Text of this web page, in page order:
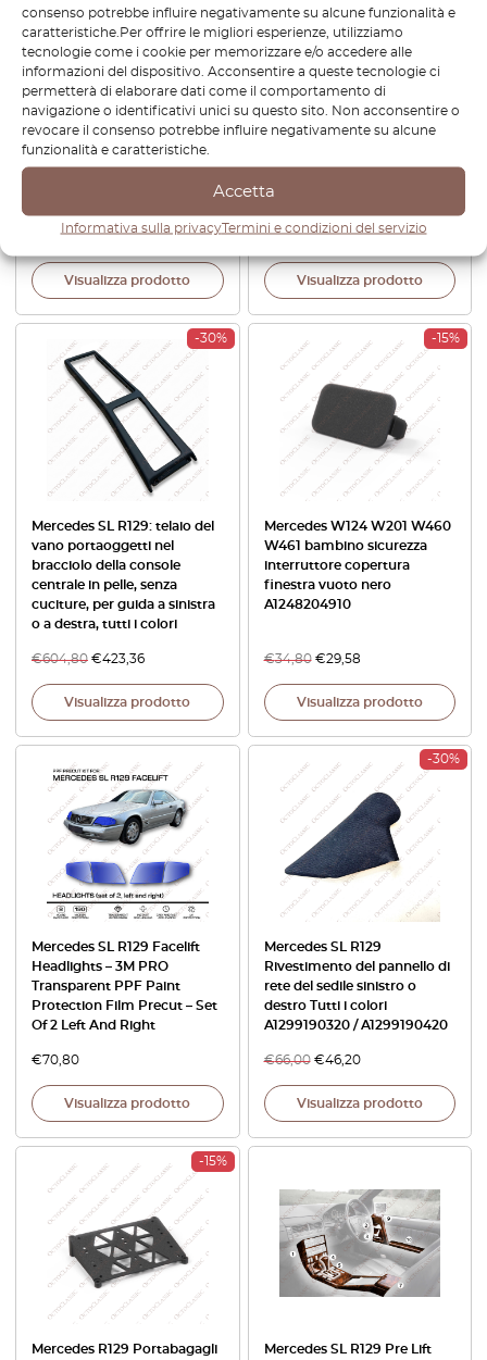
consenso potrebbe influire negativamente su alcune funzionalità e
caratteristiche.Per offrire le migliori esperienze, utilizziamo
tecnologie come i cookie per memorizzare e/o accedere alle
informazioni del dispositivo. Acconsentire a queste tecnologie ci
permetterà di elaborare dati come il comportamento di
navigazione o identificativi unici su questo sito. Non acconsentire o
revocare il consenso potrebbe influire negativamente su alcune
funzionalità e caratteristiche.
Accetta
Informativa sulla privacyTermini e condizioni del servizio
Mercedes SL R129 Prelift /
– 3M PRO Pellicola protettiva
178,80
Visualizza prodotto
€34,80 €24,36
Visualizza prodotto
-30%
Mercedes SL R129: telaio del
vano portaoggetti nel
bracciolo della console
centrale in pelle, senza
cuciture, per guida a sinistra
o a destra, tutti i colori
€604,80 €423,36
Visualizza prodotto
-15%
Mercedes W124 W201 W460
W461 bambino sicurezza
interruttore copertura
finestra vuoto nero
A1248204910
€34,80 €29,58
Visualizza prodotto
Mercedes SL R129 Facelift
Headlights – 3M PRO
Transparent PPF Paint
Protection Film Precut – Set
Of 2 Left And Right
€70,80
Visualizza prodotto
-30%
Mercedes SL R129
Rivestimento del pannello di
rete del sedile sinistro o
destro Tutti i colori
A1299190320 / A1299190420
€66,00 €46,20
Visualizza prodotto
-15%
Mercedes R129 Portabagagli
Mercedes SL R129 Pre Lift